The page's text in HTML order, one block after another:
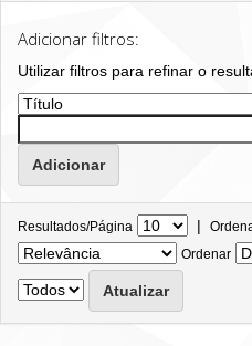
Adicionar filtros:
Utilizar filtros para refinar o
Resultados/Página |
Ordenar